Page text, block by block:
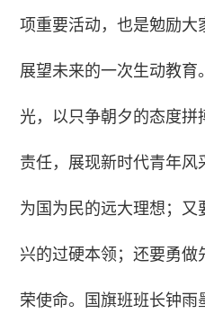
项重要活动，也是勉励大
展望未来的一次生动教育
光，以只争朝夕的态度
责任，展现新时代青年风
为国为民的远大理想；又
兴的过硬本领；还要勇
荣使命。国旗班班长钟雨